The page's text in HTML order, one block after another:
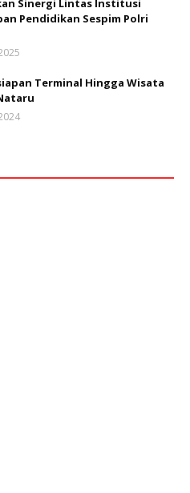
Sinergi Lintas Institusi
Pendidikan Sespim Polri
Terminal Hingga Wisata